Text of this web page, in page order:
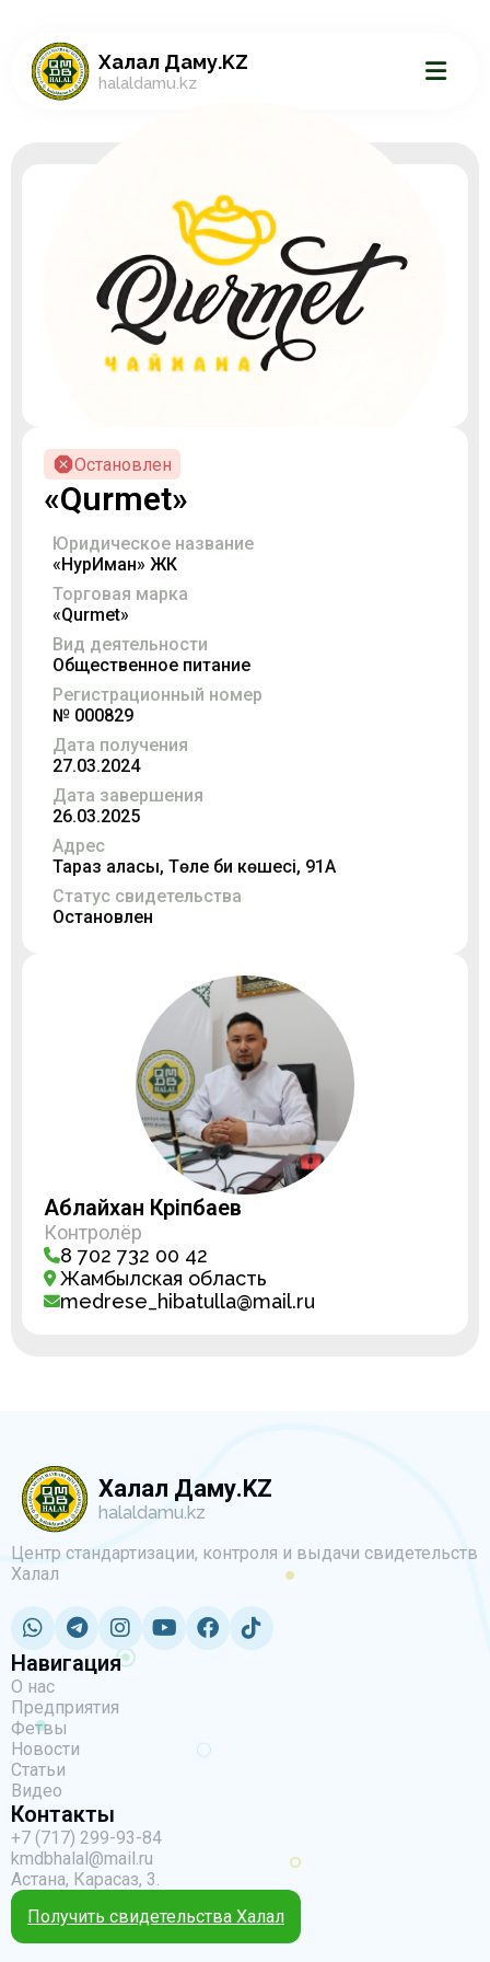
Халал Даму.KZ
halaldamu.kz
Остановлен
«Qurmet»
Юридическое название
«НурИман» ЖК
Торговая марка
«Qurmet»
Вид деятельности
Общественное питание
Регистрационный номер
№ 000829
Дата получения
27.03.2024
Дата завершения
26.03.2025
Адрес
Тараз қаласы, Төле би көшесі, 91А
Статус свидетельства
Остановлен
Аблайхан Кәріпбаев
Контролёр
8 702 732 00 42
Жамбылская область
medrese_hibatulla@mail.ru
Халал Даму.KZ
halaldamu.kz
Центр стандартизации, контроля и выдачи свидетельств
Халал
Навигация
О нас
Предприятия
Фетвы
Новости
Статьи
Видео
Контакты
+7 (717) 299-93-84
kmdbhalal@mail.ru
Астана, Карасаз, 3.
Получить свидетельства Халал